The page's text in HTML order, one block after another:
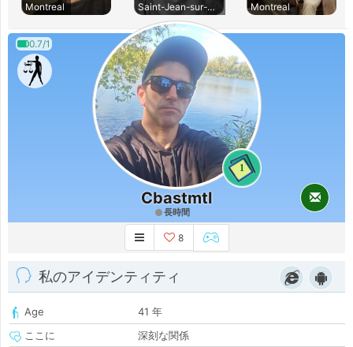
Montreal
Saint-Jean-sur-Ric
Montreal
0.7/1
1
Cbastmtl
長時間
8
私のアイデンティティ
Age
41 年
ここに
深刻な関係